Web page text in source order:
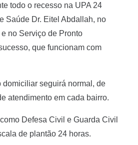
todo o recesso na UPA 24
Saúde Dr. Eitel Abdallah, no
no Serviço de Pronto
que funcionam com
domiciliar seguirá normal, de
atendimento em cada bairro.
Defesa Civil e Guarda Civil
de plantão 24 horas.